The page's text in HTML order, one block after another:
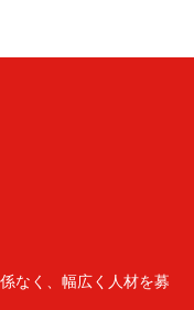
なく、幅広く人材を募